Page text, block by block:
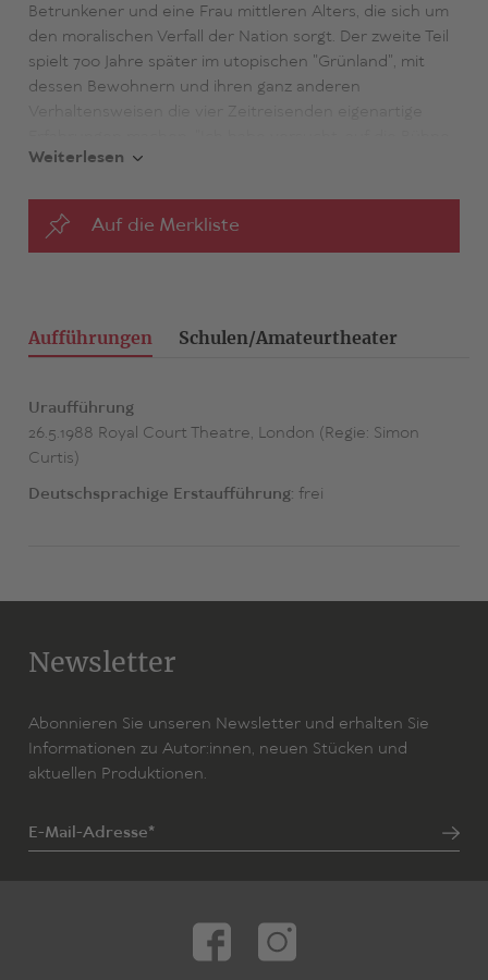
Betrunkener und eine Frau mittleren Alters, die sich um
den moralischen Verfall der Nation sorgt. Der zweite Teil
spielt 700 Jahre später im utopischen "Grünland", mit
dessen Bewohnern und ihren ganz anderen
Verhaltensweisen die vier Zeitreisenden eigenartige
zu bringen, wie meine Kinder, Enkel oder Urenkel
sind merkwürdige Leute, und ihre Art von Humor ist
beunruhigend, aber es würde mir großen Spaß machen,
Weiterlesen
Auf die Merkliste
Aufführungen Schulen/Amateurtheater
Uraufführung
26.5.1988 Royal Court Theatre, London (Regie: Simon
Curtis)
Deutschsprachige Erstaufführung: frei
Newsletter
Abonnieren Sie unseren Newsletter und erhalten Sie
Informationen zu Autor:innen, neuen Stücken und
aktuellen Produktionen.
E-Mail-Adresse*